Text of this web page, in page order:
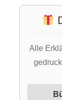
Alle